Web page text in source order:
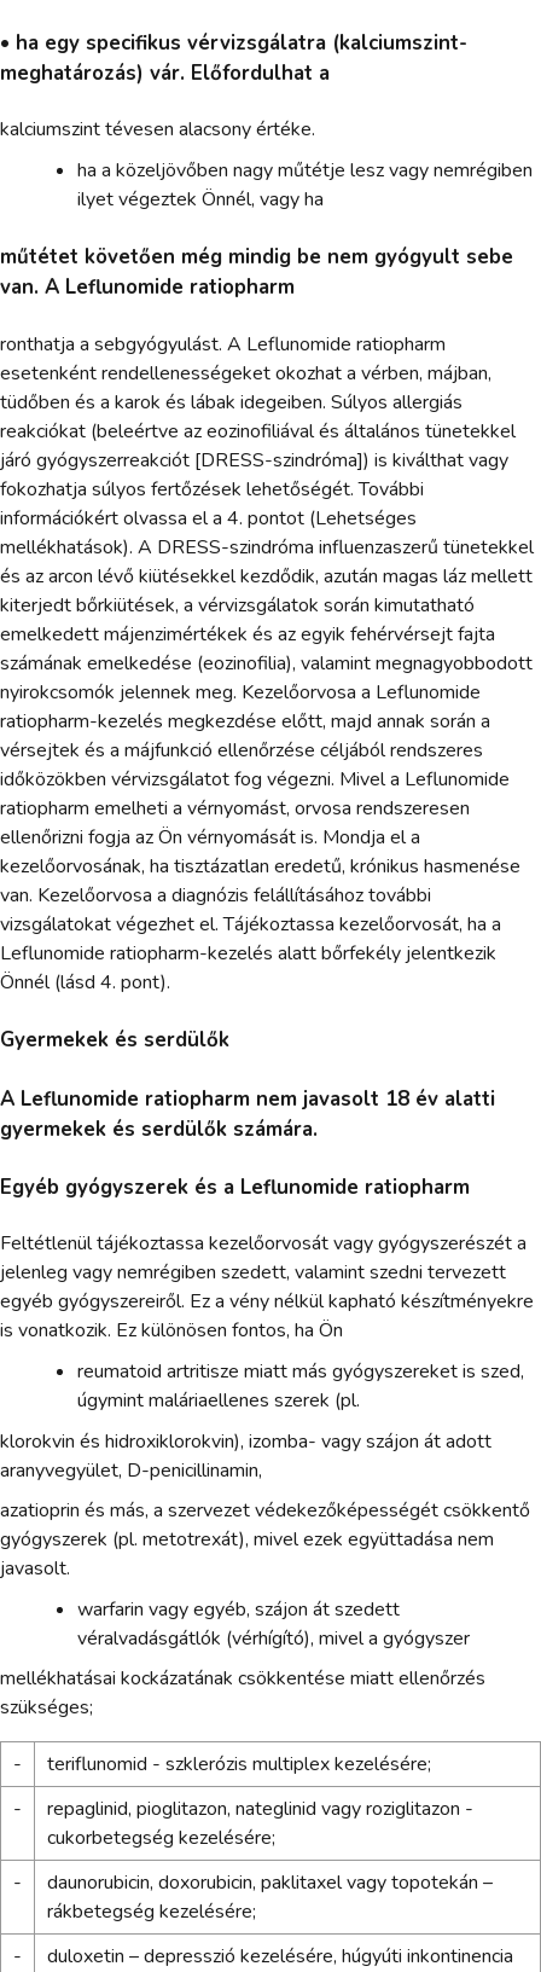
• ha egy specifikus vérvizsgálatra (kalciumszint-
meghatározás) vár. Előfordulhat a
kalciumszint tévesen alacsony értéke.
ha a közeljövőben nagy műtétje lesz vagy nemrégiben
ilyet végeztek Önnél, vagy ha
műtétet követően még mindig be nem gyógyult sebe
van. A Leflunomide ratiopharm
ronthatja a sebgyógyulást. A Leflunomide ratiopharm
esetenként rendellenességeket okozhat a vérben, májban,
tüdőben és a karok és lábak idegeiben. Súlyos allergiás
reakciókat (beleértve az eozinofiliával és általános tünetekkel
járó gyógyszerreakciót [DRESS-szindróma]) is kiválthat vagy
fokozhatja súlyos fertőzések lehetőségét. További
információkért olvassa el a 4. pontot (Lehetséges
mellékhatások). A DRESS-szindróma influenzaszerű tünetekkel
és az arcon lévő kiütésekkel kezdődik, azután magas láz mellett
kiterjedt bőrkiütések, a vérvizsgálatok során kimutatható
emelkedett májenzimértékek és az egyik fehérvérsejt fajta
számának emelkedése (eozinofilia), valamint megnagyobbodott
nyirokcsomók jelennek meg. Kezelőorvosa a Leflunomide
ratiopharm-kezelés megkezdése előtt, majd annak során a
vérsejtek és a májfunkció ellenőrzése céljából rendszeres
időközökben vérvizsgálatot fog végezni. Mivel a Leflunomide
ratiopharm emelheti a vérnyomást, orvosa rendszeresen
ellenőrizni fogja az Ön vérnyomását is. Mondja el a
kezelőorvosának, ha tisztázatlan eredetű, krónikus hasmenése
van. Kezelőorvosa a diagnózis felállításához további
vizsgálatokat végezhet el. Tájékoztassa kezelőorvosát, ha a
Leflunomide ratiopharm-kezelés alatt bőrfekély jelentkezik
Önnél (lásd 4. pont).
Gyermekek és serdülők
A Leflunomide ratiopharm nem javasolt 18 év alatti
gyermekek és serdülők számára.
Egyéb gyógyszerek és a Leflunomide ratiopharm
Feltétlenül tájékoztassa kezelőorvosát vagy gyógyszerészét a
jelenleg vagy nemrégiben szedett, valamint szedni tervezett
egyéb gyógyszereiről. Ez a vény nélkül kapható készítményekre
is vonatkozik. Ez különösen fontos, ha Ön
reumatoid artritisze miatt más gyógyszereket is szed,
úgymint maláriaellenes szerek (pl.
klorokvin és hidroxiklorokvin), izomba- vagy szájon át adott
aranyvegyület, D-penicillinamin,
azatioprin és más, a szervezet védekezőképességét csökkentő
gyógyszerek (pl. metotrexát), mivel ezek együttadása nem
javasolt.
warfarin vagy egyéb, szájon át szedett
véralvadásgátlók (vérhígító), mivel a gyógyszer
mellékhatásai kockázatának csökkentése miatt ellenőrzés
szükséges;
-
teriflunomid - szklerózis multiplex kezelésére;
-
repaglinid, pioglitazon, nateglinid vagy roziglitazon -
cukorbetegség kezelésére;
-
daunorubicin, doxorubicin, paklitaxel vagy topotekán –
rákbetegség kezelésére;
-
duloxetin – depresszió kezelésére, húgyúti inkontinencia